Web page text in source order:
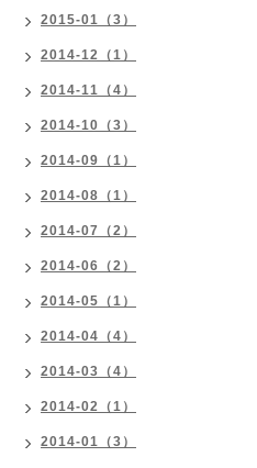
2015-01（3）
2014-12（1）
2014-11（4）
2014-10（3）
2014-09（1）
2014-08（1）
2014-07（2）
2014-06（2）
2014-05（1）
2014-04（4）
2014-03（4）
2014-02（1）
2014-01（3）